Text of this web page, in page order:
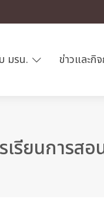
มรน. ข่าวและกิ
รียนการสอ